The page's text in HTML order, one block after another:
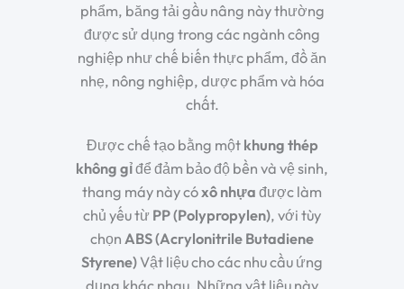
phẩm, băng tải gầu nâng này thường
được sử dụng trong các ngành công
nghiệp như chế biến thực phẩm, đồ ăn
nhẹ, nông nghiệp, dược phẩm và hóa
chất.
Được chế tạo bằng một khung thép
không gỉđể đảm bảo độ bền và vệ sinh,
thang máy này cóxô nhựa được làm
chủ yếu từ PP (Polypropylen), với tùy
chọn ABS (Acrylonitrile Butadiene
Styrene) Vật liệu cho các nhu cầu ứng